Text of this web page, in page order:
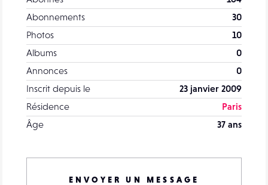
Abonnements
30
Photos
10
Albums
0
Annonces
0
Inscrit depuis le
23 janvier 2009
Résidence
Paris
Âge
37 ans
ENVOYER UN MESSAGE